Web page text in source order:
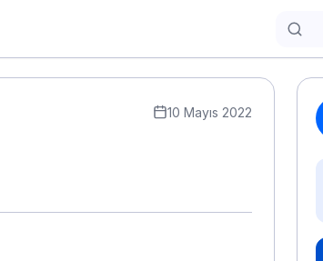
10 Mayıs 2022